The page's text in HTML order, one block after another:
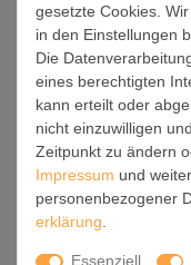
Flur
Eine Magnettafel ist
gestalten möchten. In
Memoboard
für
Büro unterstützt sie
Flur wird sie zur
Schlüsselnotizen oder
gesetzte Cookies.
in den Einstellungen
Die
eines berechtigten
kann erteilt oder
nicht einzuwilligen
Zeitpunkt zu ändern
Impressum und
personenbezogener
erklärung
Essenziell